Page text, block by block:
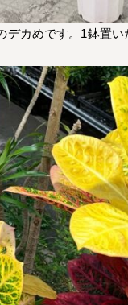
めです。1鉢置い